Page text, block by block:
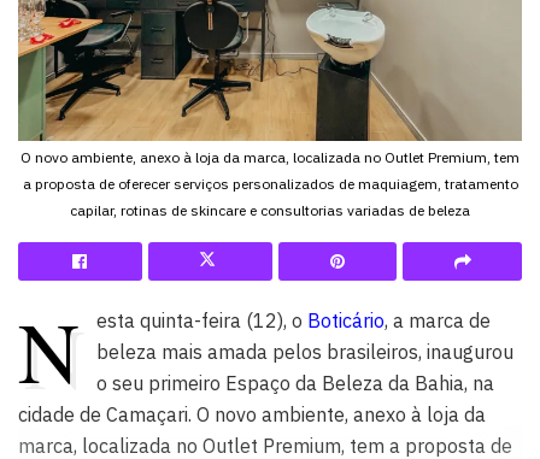
O novo ambiente, anexo à loja da marca, localizada no Outlet Premium, tem
a proposta de oferecer serviços personalizados de maquiagem, tratamento
capilar, rotinas de skincare e consultorias variadas de beleza
N esta quinta-feira (12), o Boticário, a marca de
beleza mais amada pelos brasileiros, inaugurou
o seu primeiro Espaço da Beleza da Bahia, na
cidade de Camaçari. O novo ambiente, anexo à loja da
marca, localizada no Outlet Premium, tem a proposta de